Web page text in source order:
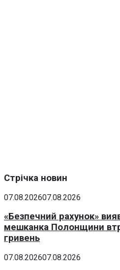
Стрічка новин
07.08.202607.08.2026
«Безпечний рахунок»
мешканка Полонщини
гривень
07.08.202607.08.2026